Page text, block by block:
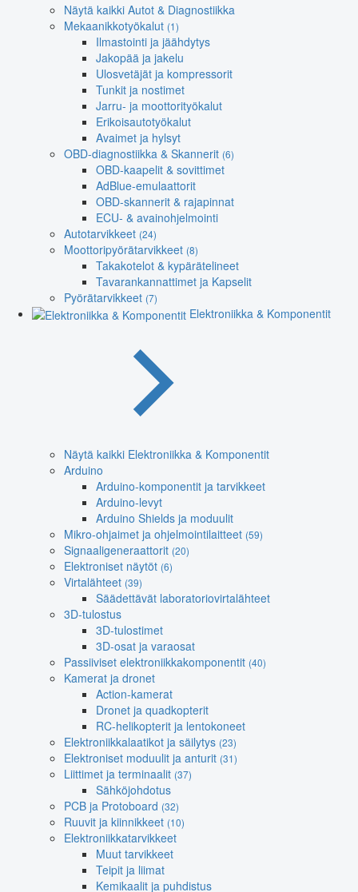
Näytä kaikki Autot & Diagnostiikka
Mekaanikkotyökalut (1)
Ilmastointi ja jäähdytys
Jakopää ja jakelu
Ulosvetäjät ja kompressorit
Tunkit ja nostimet
Jarru- ja moottorityökalut
Erikoisautotyökalut
Avaimet ja hylsyt
OBD-diagnostiikka & Skannerit (6)
OBD-kaapelit & sovittimet
AdBlue-emulaattorit
OBD-skannerit & rajapinnat
ECU- & avainohjelmointi
Autotarvikkeet (24)
Moottoripyörätarvikkeet (8)
Takakotelot & kypärätelineet
Tavarankannattimet ja Kapselit
Pyörätarvikkeet (7)
Elektroniikka & Komponentit
Näytä kaikki Elektroniikka & Komponentit
Arduino
Arduino-komponentit ja tarvikkeet
Arduino-levyt
Arduino Shields ja moduulit
Mikro-ohjaimet ja ohjelmointilaitteet (59)
Signaaligeneraattorit (20)
Elektroniset näytöt (6)
Virtalähteet (39)
Säädettävät laboratoriovirtalähteet
3D-tulostus
3D-tulostimet
3D-osat ja varaosat
Passiiviset elektroniikkakomponentit (40)
Kamerat ja dronet
Action-kamerat
Dronet ja quadkopterit
RC-helikopterit ja lentokoneet
Elektroniikkalaatikot ja säilytys (23)
Elektroniset moduulit ja anturit (31)
Liittimet ja terminaalit (37)
Sähköjohdotus
PCB ja Protoboard (32)
Ruuvit ja kiinnikkeet (10)
Elektroniikkatarvikkeet
Muut tarvikkeet
Teipit ja liimat
Kemikaalit ja puhdistus